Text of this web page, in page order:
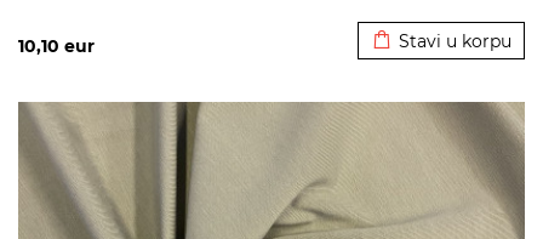
10,10 eur Stavi u korpu